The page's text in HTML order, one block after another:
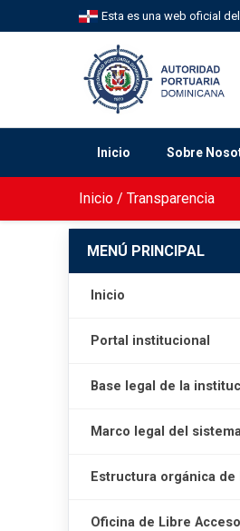
Esta es una web oficial
Inicio Sobre
Inicio / Transparencia
MENÚ PRINCIPAL
Inicio
Portal institucional
Base legal de la
Marco legal del
Estructura orgánica
Oficina de Libre